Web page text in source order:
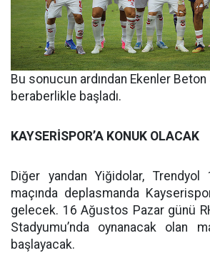
Bu sonucun ardından Ekenler
beraberlikle başladı.
KAYSERİSPOR’A KONUK OLACAK
Diğer yandan Yiğidolar,
maçında deplasmanda
gelecek. 16 Ağustos Pazar günü
Stadyumu’nda oynanacak olan
başlayacak.